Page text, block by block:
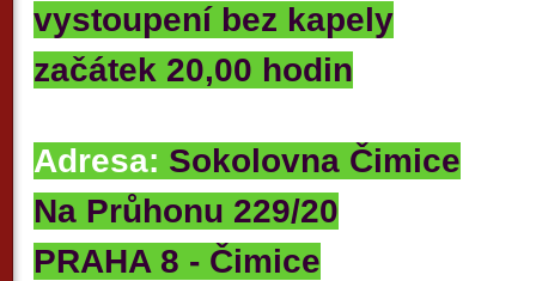
vystoupení bez kapely
začátek 20,00 hodin
Adresa: Sokolovna Čimice
Na Průhonu 229/20
PRAHA 8 - Čimice